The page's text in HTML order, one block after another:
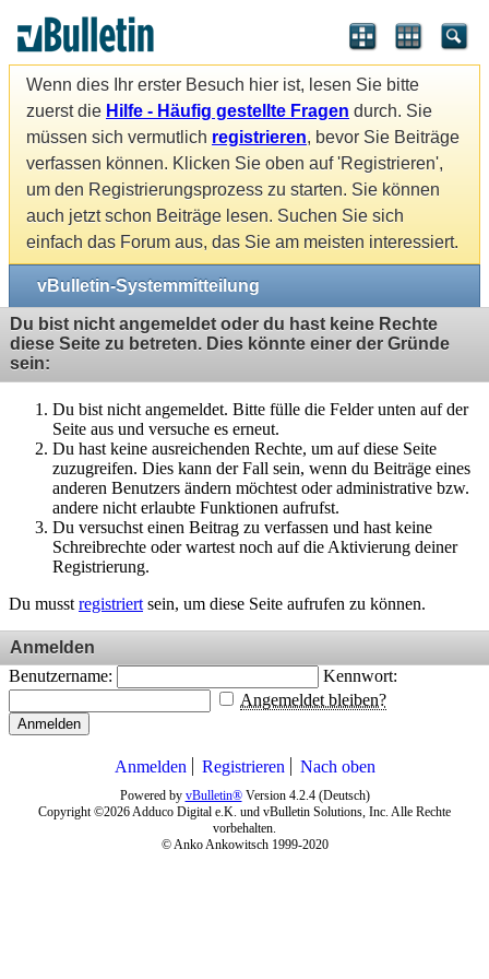
Wenn dies Ihr erster Besuch hier ist, lesen Sie bitte
zuerst die Hilfe - Häufig gestellte Fragen durch. Sie
müssen sich vermutlich registrieren, bevor Sie Beiträge
verfassen können. Klicken Sie oben auf 'Registrieren',
um den Registrierungsprozess zu starten. Sie können
auch jetzt schon Beiträge lesen. Suchen Sie sich
einfach das Forum aus, das Sie am meisten interessiert.
vBulletin-Systemmitteilung
Du bist nicht angemeldet oder du hast keine Rechte
diese Seite zu betreten. Dies könnte einer der Gründe
sein:
Du bist nicht angemeldet. Bitte fülle die Felder unten auf der
Seite aus und versuche es erneut.
Du hast keine ausreichenden Rechte, um auf diese Seite
zuzugreifen. Dies kann der Fall sein, wenn du Beiträge eines
anderen Benutzers ändern möchtest oder administrative bzw.
andere nicht erlaubte Funktionen aufrufst.
Du versuchst einen Beitrag zu verfassen und hast keine
Schreibrechte oder wartest noch auf die Aktivierung deiner
Registrierung.
Du musst registriert sein, um diese Seite aufrufen zu können.
Anmelden
Benutzername:
Kennwort:
Angemeldet bleiben?
Anmelden
Anmelden Registrieren Nach oben
Powered by vBulletin®Version 4.2.4 (Deutsch)
Copyright ©2026 Adduco Digital e.K. und vBulletin Solutions, Inc. Alle Rechte
vorbehalten.
© Anko Ankowitsch 1999-2020